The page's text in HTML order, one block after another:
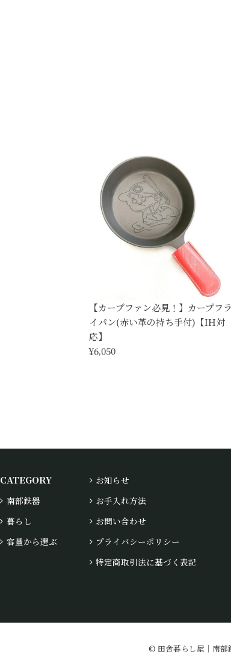
【カープファン必見！】カープフラ
イパン(赤い革の持ち手付)【IH対
応】
¥6,050
CATEGORY
南部鉄器
暮らし
容量から選ぶ
お知らせ
お手入れ方法
お問い合わせ
プライバシーポリシー
特定商取引法に基づく表記
© 田舎暮らし屋｜南